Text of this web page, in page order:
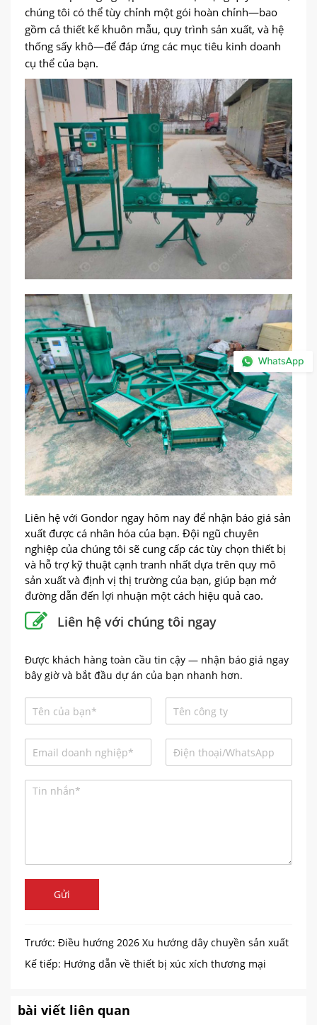
chúng tôi có thể tùy chỉnh một gói hoàn chỉnh—bao
gồm cả thiết kế khuôn mẫu, quy trình sản xuất, và hệ
thống sấy khô—để đáp ứng các mục tiêu kinh doanh
cụ thể của bạn.
Liên hệ với Gondor ngay hôm nay để nhận báo giá sản
xuất được cá nhân hóa của bạn. Đội ngũ chuyên
nghiệp của chúng tôi sẽ cung cấp các tùy chọn thiết bị
và hỗ trợ kỹ thuật cạnh tranh nhất dựa trên quy mô
sản xuất và định vị thị trường của bạn, giúp bạn mở
đường dẫn đến lợi nhuận một cách hiệu quả cao.
Liên hệ với chúng tôi ngay
Được khách hàng toàn cầu tin cậy — nhận báo giá ngay
bây giờ và bắt đầu dự án của bạn nhanh hơn.
Gửi
Trước: Điều hướng 2026 Xu hướng dây chuyền sản xuất
xúc xích tự động
Kế tiếp: Hướng dẫn về thiết bị xúc xích thương mại
bài viết liên quan